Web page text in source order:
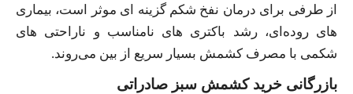
از طرفی برای درمان نفخ شکم گزینه ای موثر است، بیماری
های روده‌ای، رشد باکتری های نامناسب و ناراحتی های
شکمی با مصرف کشمش بسیار سریع از بین می‌روند.
بازرگانی خرید کشمش سبز صادراتی